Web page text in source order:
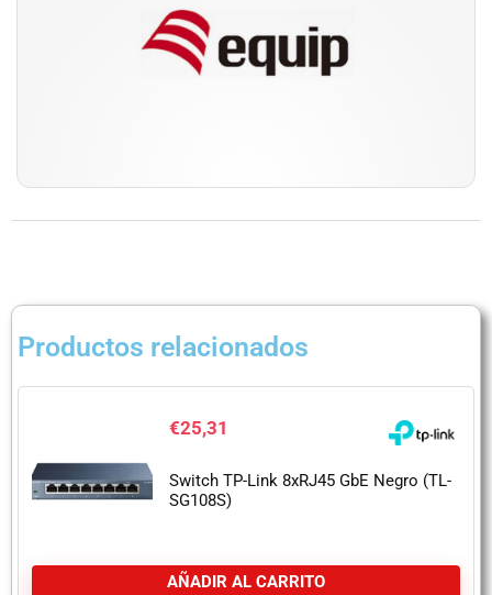
Productos relacionados
€25,31
Switch TP-Link 8xRJ45 GbE Negro (TL-
SG108S)
AÑADIR AL CARRITO